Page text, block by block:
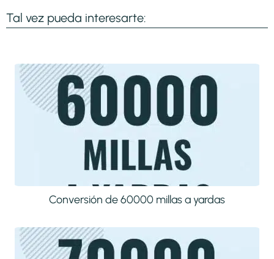
Tal vez pueda interesarte:
Conversión de 60000 millas a yardas